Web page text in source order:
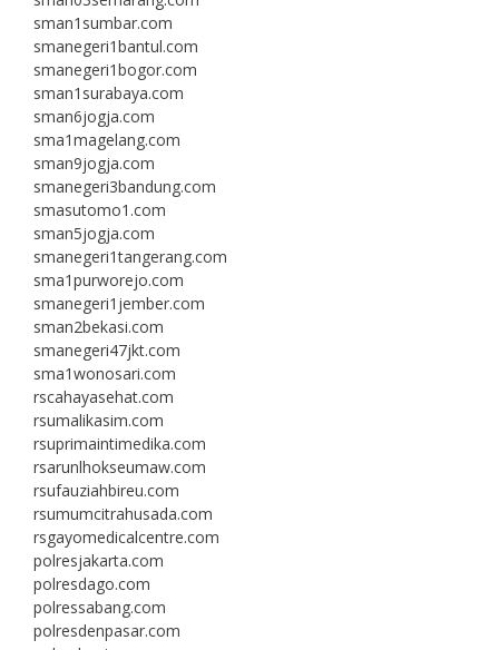
sman1sumbar.com
smanegeri1bantul.com
smanegeri1bogor.com
sman1surabaya.com
sman6jogja.com
sma1magelang.com
sman9jogja.com
smanegeri3bandung.com
smasutomo1.com
sman5jogja.com
smanegeri1tangerang.com
sma1purworejo.com
smanegeri1jember.com
sman2bekasi.com
smanegeri47jkt.com
sma1wonosari.com
rscahayasehat.com
rsumalikasim.com
rsuprimaintimedika.com
rsarunlhokseumaw.com
rsufauziahbireu.com
rsumumcitrahusada.com
rsgayomedicalcentre.com
polresjakarta.com
polresdago.com
polressabang.com
polresdenpasar.com